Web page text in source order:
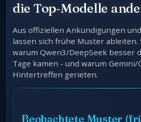
die Top‑Modelle
Aus offiziellen Ankündigungen
lassen sich frühe Muster ableiten.
warum Qwen3/DeepSeek besser
Tage kamen - und warum Gemini/
Hintertreffen gerieten.
Beobachtete Muster